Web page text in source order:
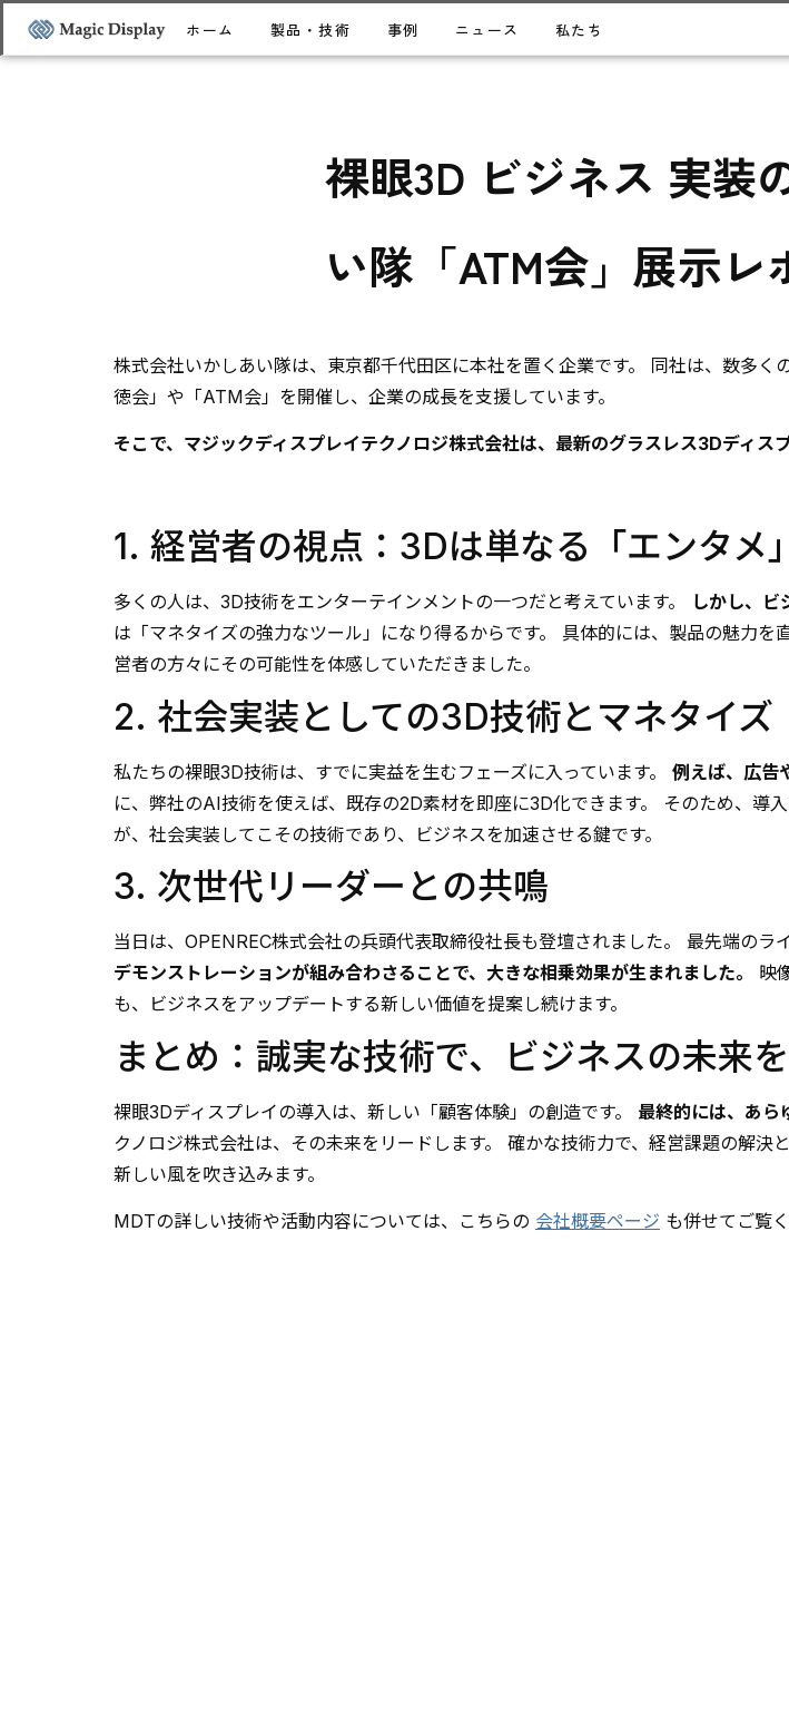
ホーム 製品・技術 事例 ニュース 私たち
裸眼3D ビジネス 実装
い隊「ATM会」展示レ
株式会社いかしあい隊は、東京都千代田区に本社を置く企業です。 同社は、数多
徳会」や「ATM会」を開催し、企業の成長を支援しています。
そこで、マジックディスプレイテクノロジ株式会社は、最新のグラスレス3Dディス
1. 経営者の視点：3Dは単なる「エンタメ
多くの人は、3D技術をエンターテインメントの一つだと考えています。 しかし、ビ
は「マネタイズの強力なツール」になり得るからです。 具体的には、製品の魅力
営者の方々にその可能性を体感していただきました。
2. 社会実装としての3D技術とマネタイズ
私たちの裸眼3D技術は、すでに実益を生むフェーズに入っています。 例えば、広告
に、弊社のAI技術を使えば、既存の2D素材を即座に3D化できます。 そのため、導
が、社会実装してこその技術であり、ビジネスを加速させる鍵です。
3. 次世代リーダーとの共鳴
当日は、OPENREC株式会社の兵頭代表取締役社長も登壇されました。 最先端のラ
デモンストレーションが組み合わさることで、大きな相乗効果が生まれました。
映
も、ビジネスをアップデートする新しい価値を提案し続けます。
まとめ：誠実な技術で、ビジネスの未来
裸眼3Dディスプレイの導入は、新しい「顧客体験」の創造です。 最終的には、あら
クノロジ株式会社は、その未来をリードします。 確かな技術力で、経営課題の解
新しい風を吹き込みます。
MDTの詳しい技術や活動内容については、こちらの 会社概要ページ も併せてご覧く